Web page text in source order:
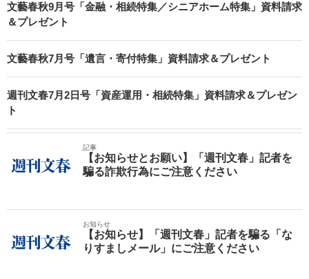
文藝春秋9月号「金融・相続特集／シニアホーム特集」資料請求
＆プレゼント
文藝春秋7月号「遺言・寄付特集」資料請求＆プレゼント
週刊文春7月2日号「資産運用・相続特集」資料請求＆プレゼン
ト
記事
【お知らせとお願い】「週刊文春」記者を
騙る詐欺行為にご注意ください
お知らせ
【お知らせ】「週刊文春」記者を騙る「な
りすましメール」にご注意ください